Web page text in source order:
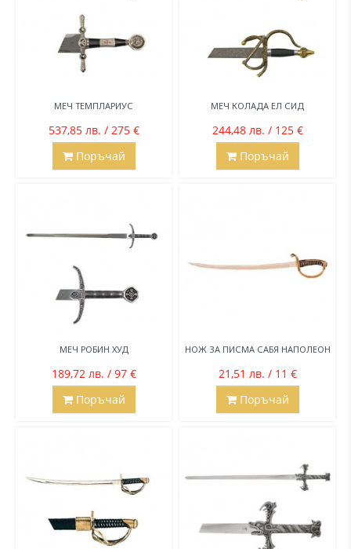
МЕЧ ТЕМПЛАРИУС
537,85 лв. / 275 €
Поръчай
МЕЧ КОЛАДА ЕЛ СИД
244,48 лв. / 125 €
Поръчай
МЕЧ РОБИН ХУД
189,72 лв. / 97 €
Поръчай
НОЖ ЗА ПИСМА САБЯ НАПОЛЕОН
21,51 лв. / 11 €
Поръчай